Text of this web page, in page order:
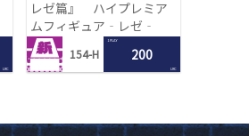
LRC
レゼ篇』 ハイプレミア
ムフィギュア‐レゼ‐
154-H
1 PLAY
200
LRC